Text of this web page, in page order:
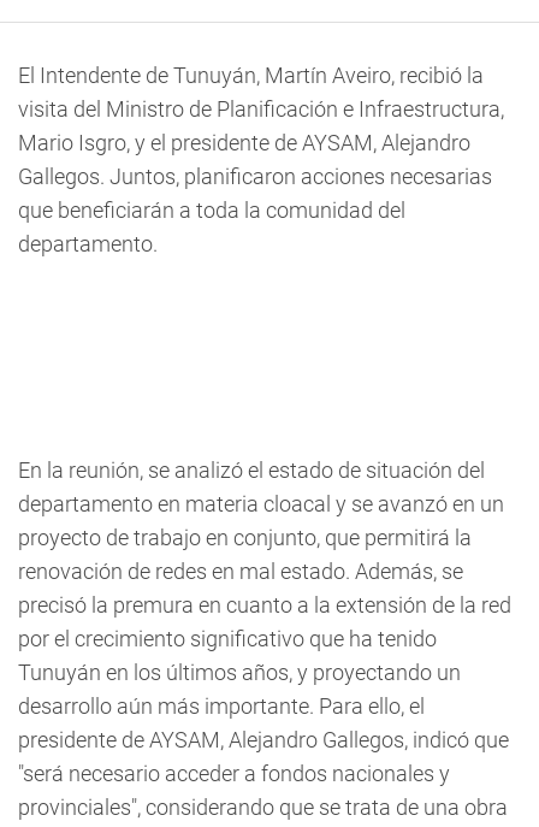
El Intendente de Tunuyán, Martín Aveiro, recibió la
visita del Ministro de Planificación e Infraestructura,
Mario Isgro, y el presidente de AYSAM, Alejandro
Gallegos. Juntos, planificaron acciones necesarias
que beneficiarán a toda la comunidad del
departamento.
En la reunión, se analizó el estado de situación del
departamento en materia cloacal y se avanzó en un
proyecto de trabajo en conjunto, que permitirá la
renovación de redes en mal estado. Además, se
precisó la premura en cuanto a la extensión de la red
por el crecimiento significativo que ha tenido
Tunuyán en los últimos años, y proyectando un
desarrollo aún más importante. Para ello, el
presidente de AYSAM, Alejandro Gallegos, indicó que
"será necesario acceder a fondos nacionales y
provinciales", considerando que se trata de una obra